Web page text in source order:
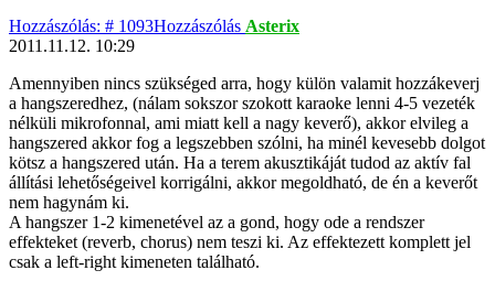
Hozzászólás: # 1093Hozzászólás Asterix
2011.11.12. 10:29
Amennyiben nincs szükséged arra, hogy külön valamit hozzákeverj
a hangszeredhez, (nálam sokszor szokott karaoke lenni 4-5 vezeték
nélküli mikrofonnal, ami miatt kell a nagy keverő), akkor elvileg a
hangszered akkor fog a legszebben szólni, ha minél kevesebb dolgot
kötsz a hangszered után. Ha a terem akusztikáját tudod az aktív fal
állítási lehetőségeivel korrigálni, akkor megoldható, de én a keverőt
nem hagynám ki.
A hangszer 1-2 kimenetével az a gond, hogy ode a rendszer
effekteket (reverb, chorus) nem teszi ki. Az effektezett komplett jel
csak a left-right kimeneten található.